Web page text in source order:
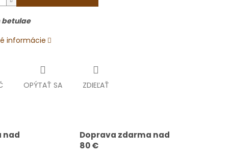
betulae
informácie
OPÝTAŤ SA ZDIEĽAŤ
nad
Doprava zdarma nad
80 €